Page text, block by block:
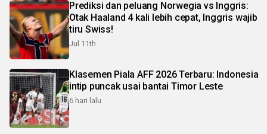
Prediksi dan peluang Norwegia vs Inggris:
Otak Haaland 4 kali lebih cepat, Inggris wajib
tiru Swiss!
Jul 11th
Klasemen Piala AFF 2026 Terbaru: Indonesia
intip puncak usai bantai Timor Leste
6 hari lalu